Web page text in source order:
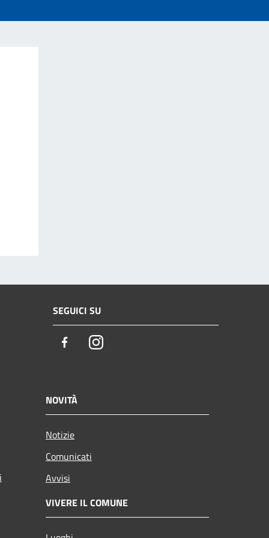
SEGUICI SU
FacebookInstagram
NOVITÀ
Notizie
Comunicati
Avvisi
VIVERE IL COMUNE